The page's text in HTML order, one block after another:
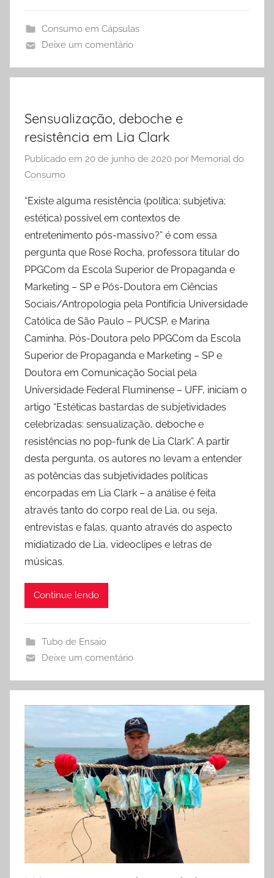
Consumo em Cápsulas
Deixe um comentário
Sensualização, deboche e
resistência em Lia Clark
Publicado em 20 de junho de 2020 por Memorial do
Consumo
“Existe alguma resistência (política; subjetiva;
estética) possível em contextos de
entretenimento pós-massivo?” é com essa
pergunta que Rose Rocha, professora titular do
PPGCom da Escola Superior de Propaganda e
Marketing – SP e Pós-Doutora em Ciências
Sociais/Antropologia pela Pontifícia Universidade
Católica de São Paulo – PUCSP, e Marina
Caminha, Pós-Doutora pelo PPGCom da Escola
Superior de Propaganda e Marketing – SP e
Doutora em Comunicação Social pela
Universidade Federal Fluminense – UFF, iniciam o
artigo “Estéticas bastardas de subjetividades
celebrizadas: sensualização, deboche e
resistências no pop-funk de Lia Clark”. A partir
desta pergunta, os autores no levam a entender
as potências das subjetividades políticas
encorpadas em Lia Clark – a análise é feita
através tanto do corpo real de Lia, ou seja,
entrevistas e falas, quanto através do aspecto
midiatizado de Lia, videoclipes e letras de
músicas.
Continue lendo
Tubo de Ensaio
Deixe um comentário